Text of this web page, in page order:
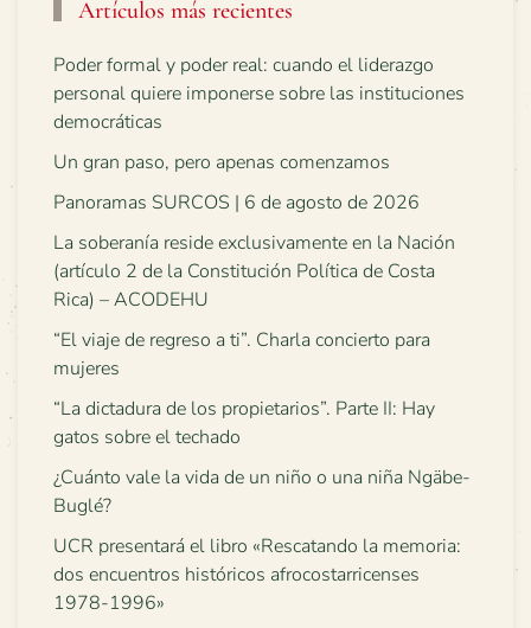
Artículos más recientes
Poder formal y poder real: cuando el liderazgo
personal quiere imponerse sobre las instituciones
democráticas
Un gran paso, pero apenas comenzamos
Panoramas SURCOS | 6 de agosto de 2026
La soberanía reside exclusivamente en la Nación
(artículo 2 de la Constitución Política de Costa
Rica) – ACODEHU
“El viaje de regreso a ti”. Charla concierto para
mujeres
“La dictadura de los propietarios”. Parte II: Hay
gatos sobre el techado
¿Cuánto vale la vida de un niño o una niña Ngäbe-
Buglé?
UCR presentará el libro «Rescatando la memoria:
dos encuentros históricos afrocostarricenses
1978-1996»